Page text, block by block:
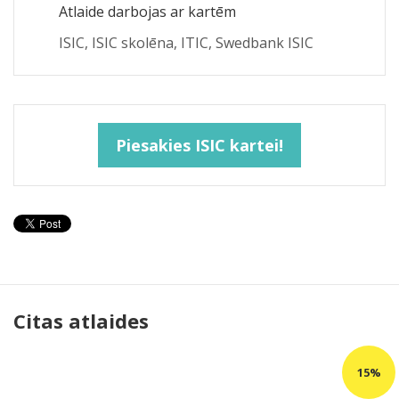
Atlaide darbojas ar kartēm
ISIC, ISIC skolēna, ITIC, Swedbank ISIC
Piesakies ISIC kartei!
Citas atlaides